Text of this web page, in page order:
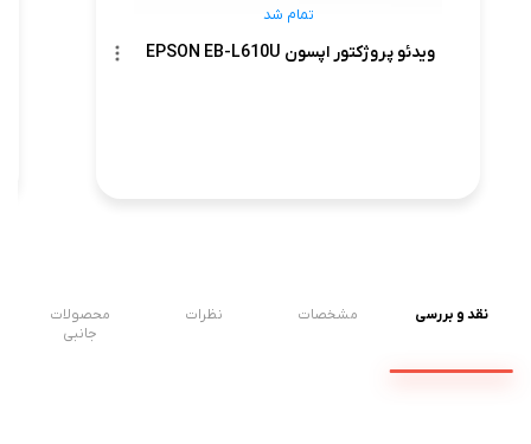
ویدئو پروژکتور اپسون EPSON EB-L610U
تمام شد
نقد و بررسی مشخصات نظرات
محصولات
جانبی